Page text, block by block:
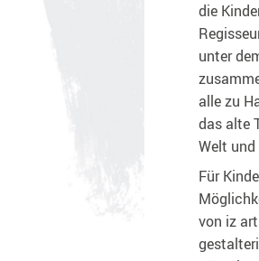
die
unter
alle zu
das alte
Welt
Für
von iz